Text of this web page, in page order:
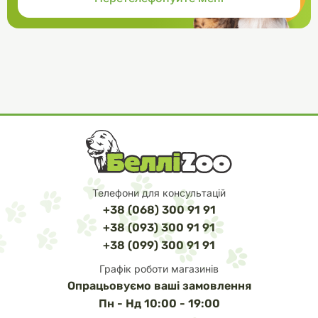
Телефони для консультацій
+38 (068) 300 91 91
+38 (093) 300 91 91
+38 (099) 300 91 91
Графік роботи магазинів
Опрацьовуємо ваші замовлення
Пн - Нд 10:00 - 19:00